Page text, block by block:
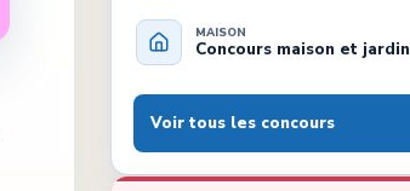
MAISON
Concours maison et jardin
Voir tous les concours